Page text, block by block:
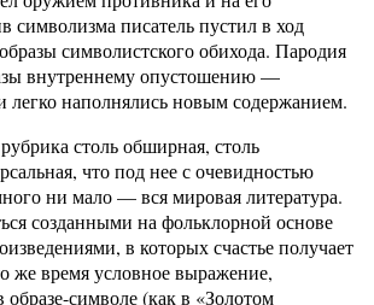
символизма писатель пустил в ход
символистского обихода. Пародия
внутреннему опустошению —
наполнялись новым содержанием.
столь обширная, столь
что под нее с очевидностью
ни мало — вся мировая литература.
созданными на фольклорной основе
в которых счастье получает
же время условное выражение,
образе-символе (как в «Золотом